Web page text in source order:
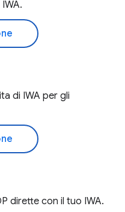
di IWA per gli
dirette con il tuo IWA.